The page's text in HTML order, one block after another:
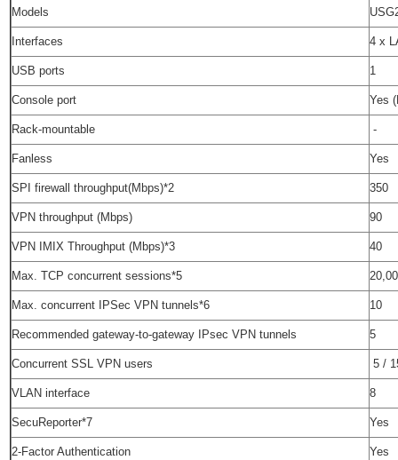
Models
Interfaces 4 x
USB ports 1
Console port Yes
Rack-mountable -
Fanless Yes
SPI firewall throughput(Mbps)*2 350
VPN throughput (Mbps) 90
VPN IMIX Throughput (Mbps)*3 40
Max. TCP concurrent sessions*5
Max. concurrent IPSec VPN tunnels*6 10
Recommended gateway-to-gateway IPsec VPN tunnels 5
Concurrent SSL VPN users 5 /
VLAN interface 8
SecuReporter*7 Yes
2-Factor Authentication Yes